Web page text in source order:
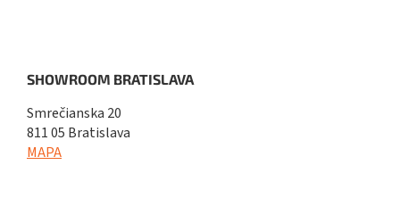
SHOWROOM BRATISLAVA
Smrečianska 20
811 05 Bratislava
MAPA